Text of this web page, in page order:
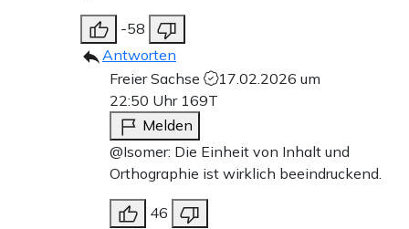
-58
Antworten
Freier Sachse
17.02.2026 um
22:50 Uhr 169T
Melden
@Isomer: Die Einheit von Inhalt und
Orthographie ist wirklich beeindruckend.
46